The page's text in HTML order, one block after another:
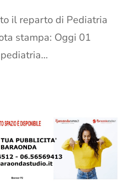
il reparto di Pediatria
stampa: Oggi 01